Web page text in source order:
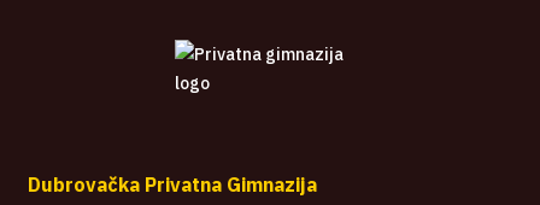
Dubrovačka Privatna Gimnazija